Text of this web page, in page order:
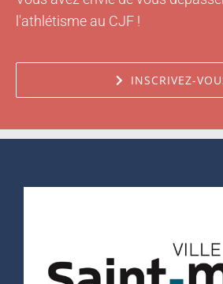
l'athlétisme au CJF !
INSCRIVEZ-